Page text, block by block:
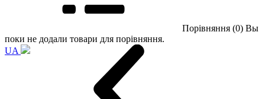
Порівняння (0) Вы
поки не додали товари для порівняння.
UA